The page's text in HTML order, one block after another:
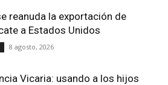
reanuda la exportación de
a Estados Unidos
8 agosto, 2026
Vicaria: usando a los hijos